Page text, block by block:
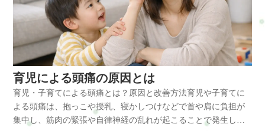
を改善するためには、姿勢改善と筋肉のケアが重要です。姿勢
改善肩回し肩甲骨運動胸ストレッチ休憩習慣肩甲骨を動かす運
動は肩周囲の血流を改善し、肩こりの予防に効果が期待できま
す。また1時間に1回程度は立ち上がり、軽く体を動かす習慣を
つけることも大切です。整体で出来ること整体では肩だけでな
く体全体のバランスを整えることで、肩こりの改善を目指しま
す。主な施術ポイント姿勢調整肩甲骨調整筋肉調整骨格バラン
ス可動域改善肩こりの多くは姿勢の崩れが関係しているため、
体全体を整えることが重要になります。横浜や戸塚、戸塚区周
辺でもデスクワークによる肩こりに悩む方は多く、姿勢改善に
き肩になると肩が胸側へ引き寄せられます。その結果・首が前
に出る・猫背になる・肩甲骨が外側に広がるという姿勢バラン
スの崩れが起こります。巻き肩は見た目の姿勢だけでなく、肩
こりや首こりの原因にもなる重要な姿勢の問題です。デスクワ
ークで巻き肩になる主な原因デスクワークでは長時間同じ姿勢
を続けるため、特定の筋肉だけに負担がかかります。主な原因
は次の通りです。・長時間のパソコン作業・スマートフォンの
長時間使用・猫背姿勢・肩が前に出る作業姿勢・腕を前に出す
作業が多いこの姿勢が続くと胸の筋肉である小胸筋が縮み、背
中の筋肉が弱くなります。小胸筋が縮むことで肩が前に引っ張
育児による頭痛の原因とは
育児・子育てによる頭痛とは？原因と改善方法育児や子育てに
よる頭痛は、抱っこや授乳、寝かしつけなどで首や肩に負担が
集中し、筋肉の緊張や自律神経の乱れが起こることで発生しや